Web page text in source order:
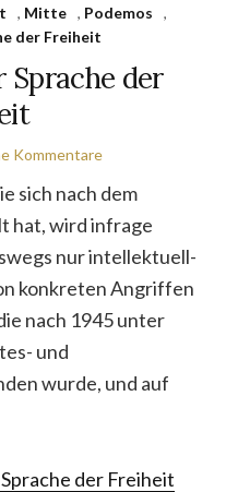
, Mitte , Podemos
,
der Freiheit
Sprache der
Kommentare
sich nach dem
hat, wird infrage
nur intellektuell-
konkreten Angriffen
nach 1945 unter
und
wurde, und auf
der Freiheit